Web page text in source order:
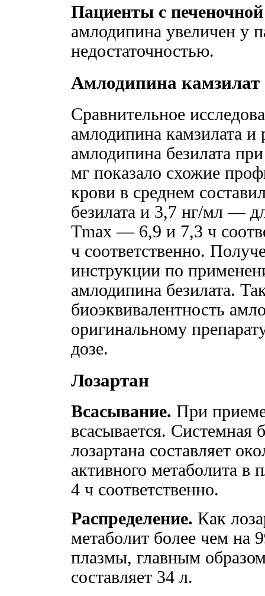
Пациенты с
амлодипина увеличен у
недостаточностью.
Амлодипина камзилат
Сравнительное
амлодипина камзилата и
амлодипина безилата
мг показало схожие
крови в среднем
безилата и 3,7 нг/мл —
Tmax — 6,9 и 7,3 ч
ч соответственно.
инструкции по
амлодипина безилата.
биоэквивалентность
оригинальному
дозе.
Лозартан
Всасывание. При
всасывается. Системная
лозартана составляет
активного метаболита в
4 ч соответственно.
Распределение. Как
метаболит более чем на
плазмы, главным
составляет 34 л.